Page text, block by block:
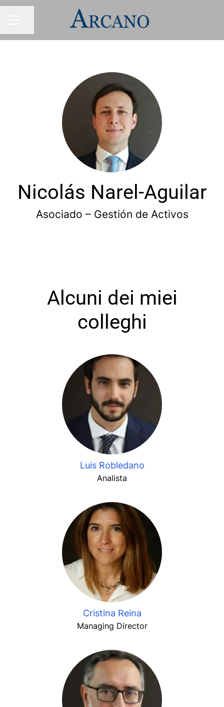
Condividi la pagina
Nicolás Narel-Aguilar
Asociado – Gestión de Activos
Alcuni dei miei
colleghi
Luis Robledano
Analista
Cristina Reina
Managing Director